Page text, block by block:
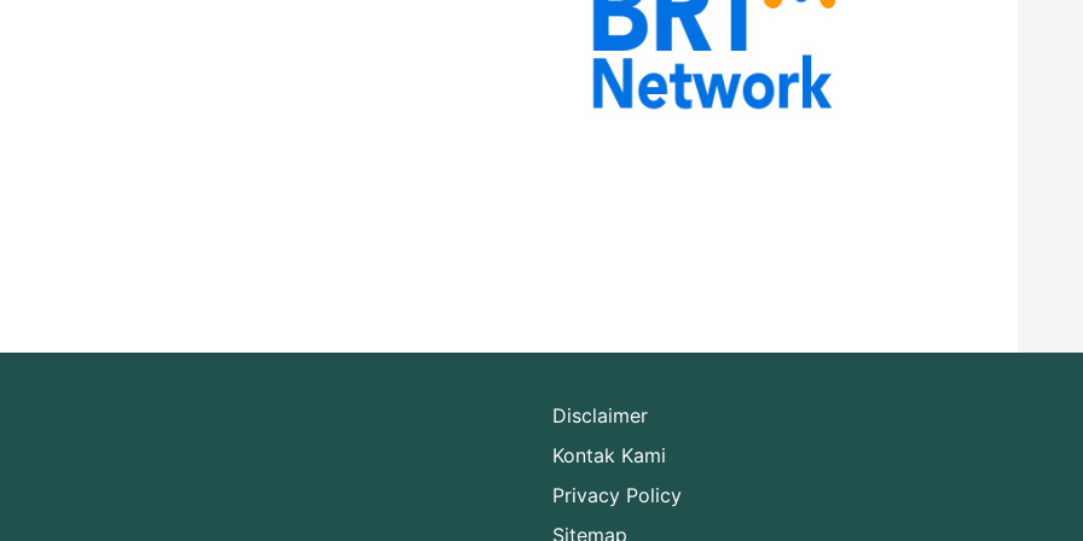
Disclaimer
Kontak Kami
Privacy Policy
Sitemap